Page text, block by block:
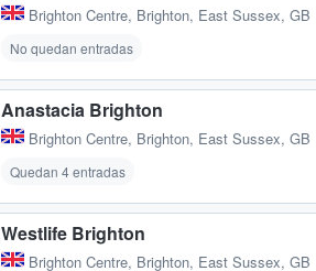
Brighton Centre, Brighton, East Sussex, GB
No quedan entradas
Anastacia Brighton
Brighton Centre, Brighton, East Sussex, GB
Quedan 4 entradas
Westlife Brighton
Brighton Centre, Brighton, East Sussex, GB